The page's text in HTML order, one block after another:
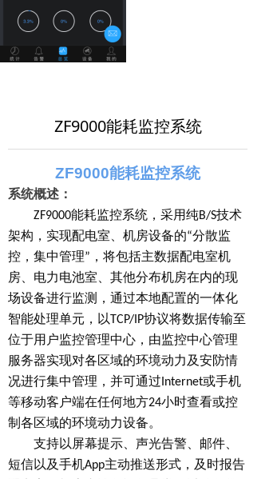
ZF9000能耗监控系统
ZF9000能耗监控系统
系统概述：
ZF9000能耗监控系统， 采用纯B/S技术
架构，实现配电室、 机房设备的“分散监
控，集中管理”，将包括主数据配电室机
房、电力电池室、其他分布机房在内的现
场设备进行监测，通过本地配置的一体化
智能处理单元，以TCP/IP协议将数据传输至
位于用户监控管理中心，由监控中心管理
服务器实现对各区域的环境动力及安防情
况进行集中管理，并可通过 Internet或手机
等移动客户端在任何地方24小时查看或控
制各区域的环境动力设备。
支持以屏幕提示、声光告警、邮件、
短信以及手机App主动推送形式，及时报告